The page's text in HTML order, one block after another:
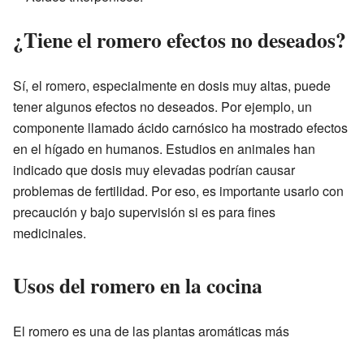
¿Tiene el romero efectos no deseados?
Sí, el romero, especialmente en dosis muy altas, puede
tener algunos efectos no deseados. Por ejemplo, un
componente llamado ácido carnósico ha mostrado efectos
en el hígado en humanos. Estudios en animales han
indicado que dosis muy elevadas podrían causar
problemas de fertilidad. Por eso, es importante usarlo con
precaución y bajo supervisión si es para fines
medicinales.
Usos del romero en la cocina
El romero es una de las plantas aromáticas más